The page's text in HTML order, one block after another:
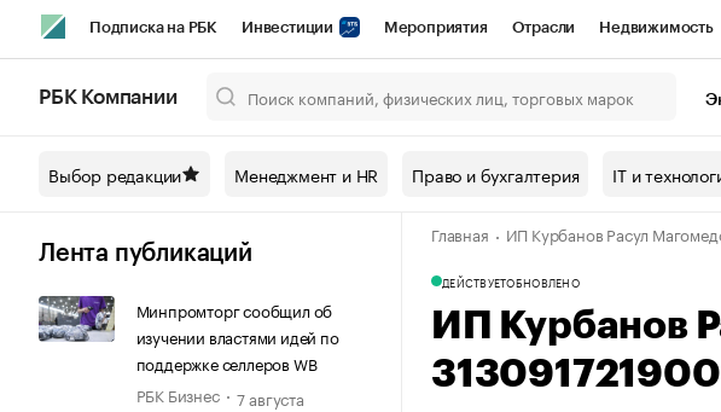
Подписка на РБК Инвестиции Мероприятия Отрасли Недвижимость
Спецпроекты СПб Конференции СПб Спецпроекты Проверка
Технологии и медиа Рынок наличной валюты
РБК Компании
Выбор редакции Менеджмент и HR Право и бухгалтерия IT и
Лента публикаций
Минпромторг сообщил об
изучении властями идей по
поддержке селлеров WB
РБК Бизнес
7 августа
Главная ИП Курбанов Расул
ДЕЙСТВУЕТОБНОВЛЕНО
ИП Курбанов